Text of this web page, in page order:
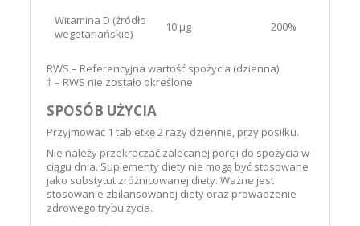
Witamina D (źródło
wegetariańskie)
10 μg 200%
RWS – Referencyjna wartość spożycia (dzienna)
† – RWS nie zostało określone
SPOSÓB UŻYCIA
Przyjmować 1 tabletkę 2 razy dziennie, przy posiłku.
Nie należy przekraczać zalecanej porcji do spożycia w
ciągu dnia. Suplementy diety nie mogą być stosowane
jako substytut zróżnicowanej diety. Ważne jest
stosowanie zbilansowanej diety oraz prowadzenie
zdrowego trybu życia.